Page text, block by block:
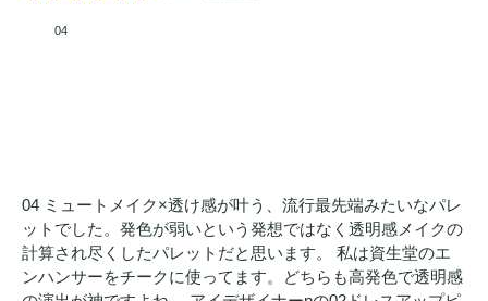
04
04 ミュートメイク×透け感が叶う、流行最先端みたいなパレ
ットでした。発色が弱いという発想ではなく透明感メイクの
計算され尽くしたパレットだと思います。 私は資生堂のエ
ンハンサーをチークに使ってます。どちらも高発色で透明感